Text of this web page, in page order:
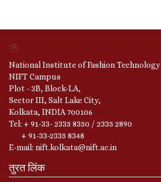
National Institute of Fashion Technology
NIFT Campus
Plot - 3B, Block-LA,
Sector III, Salt Lake City,
Kolkata, INDIA 700106
Tel: + 91-33- 2335 8350 / 2335 2890
+ 91-33-2335 8348
E-mail: nift.kolkata@nift.ac.in
तुरत लिंक